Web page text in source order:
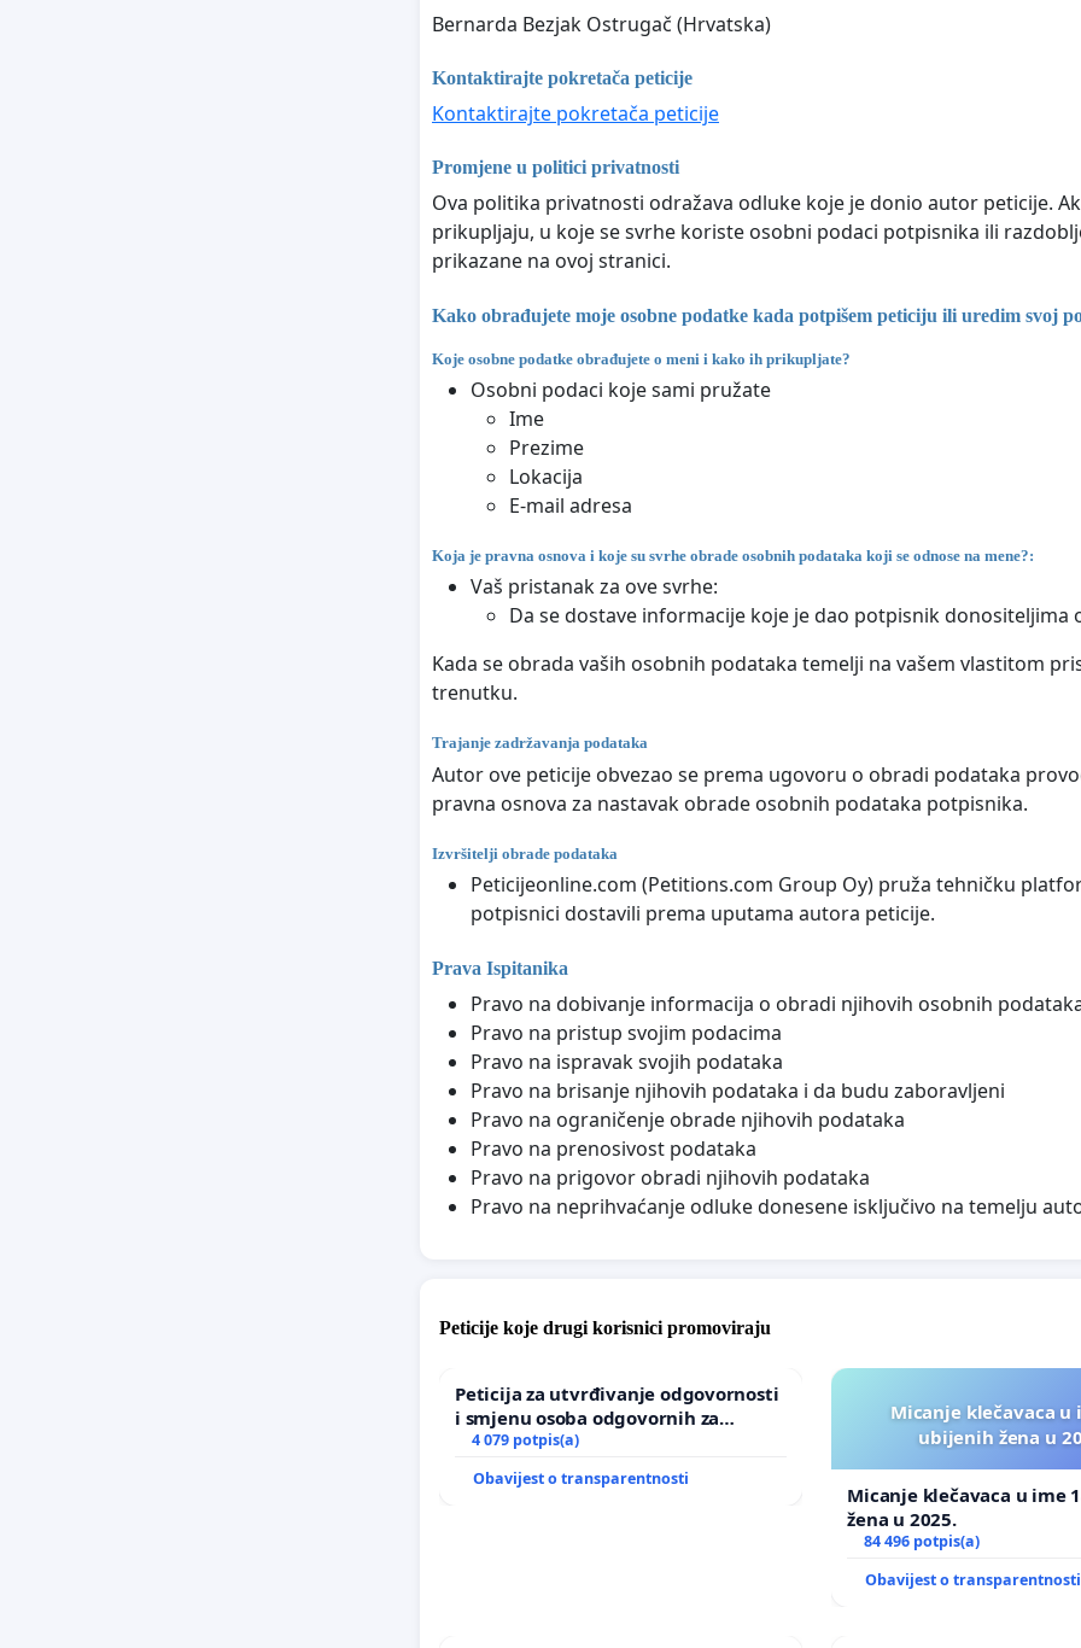
Bernarda Bezjak Ostrugač (Hrvatska)
Kontaktirajte pokretača peticije
Kontaktirajte pokretača peticije
Promjene u politici privatnosti
Ova politika privatnosti odražava odluke koje je donio autor peticije.
prikupljaju, u koje se svrhe koriste osobni podaci potpisnika ili
prikazane na ovoj stranici.
Kako obrađujete moje osobne podatke kada potpišem peticiju ili uredim svoj
Koje osobne podatke obrađujete o meni i kako ih prikupljate?
Osobni podaci koje sami pružate
Ime
Prezime
Lokacija
E-mail adresa
Koja je pravna osnova i koje su svrhe obrade osobnih podataka koji se odnose na mene?:
Vaš pristanak za ove svrhe:
Da se dostave informacije koje je dao potpisnik donositeljima
Kada se obrada vaših osobnih podataka temelji na vašem vlastitom
trenutku.
Trajanje zadržavanja podataka
Autor ove peticije obvezao se prema ugovoru o obradi podataka
pravna osnova za nastavak obrade osobnih podataka potpisnika.
Izvršitelji obrade podataka
Peticijeonline.com (Petitions.com Group Oy) pruža tehničku
potpisnici dostavili prema uputama autora peticije.
Prava Ispitanika
Pravo na dobivanje informacija o obradi njihovih osobnih
Pravo na pristup svojim podacima
Pravo na ispravak svojih podataka
Pravo na brisanje njihovih podataka i da budu zaboravljeni
Pravo na ograničenje obrade njihovih podataka
Pravo na prenosivost podataka
Pravo na prigovor obradi njihovih podataka
Pravo na neprihvaćanje odluke donesene isključivo na temelju
Peticije koje drugi korisnici promoviraju
Peticija za utvrđivanje odgovornosti
i smjenu osoba odgovornih za
incident u Zoološkom vrtu Grada
Zagreba
4 079 potpis(a)
Obavijest o transparentnosti
Micanje klečavaca u
ubijenih žena u
Micanje klečavaca u ime
žena u 2025.
84 496 potpis(a)
Obavijest o transparentnosti